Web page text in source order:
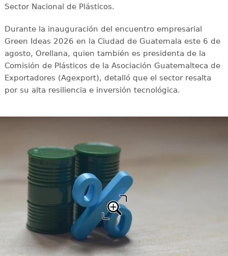
Sector Nacional de Plásticos.
Durante la inauguración del encuentro empresarial
Green Ideas 2026 en la Ciudad de Guatemala este 6 de
agosto, Orellana, quien también es presidenta de la
Comisión de Plásticos de la Asociación Guatemalteca de
Exportadores (Agexport), detalló que el sector resalta
por su alta resiliencia e inversión tecnológica.